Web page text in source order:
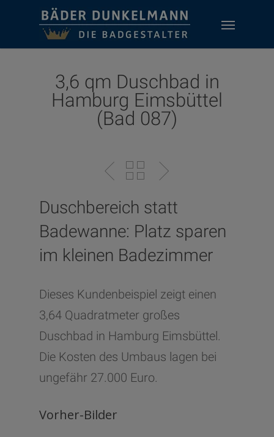
main
3,6 qm Duschbad in
Hamburg Eimsbüttel
(Bad 087)
Duschbereich statt
Badewanne: Platz sparen
im kleinen Badezimmer
Dieses Kundenbeispiel zeigt einen
3,64 Quadratmeter großes
Duschbad in Hamburg Eimsbüttel.
Die Kosten des Umbaus lagen bei
ungefähr 27.000 Euro.
Vorher-Bilder